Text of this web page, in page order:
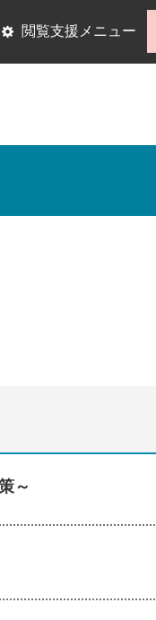
閲覧支援メニュー
～